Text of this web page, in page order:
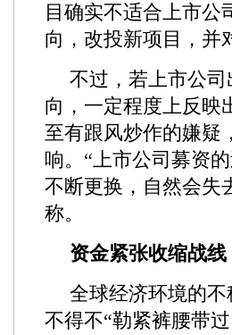
目确实不适合上市公
向，改投新项目，并
不过，若上市公
向，一定程度上反映
至有跟风炒作的嫌疑
响。“上市公司募资
不断更换，自然会失
称。
资金紧张收缩战线
全球经济环境的
不得不“勒紧裤腰带